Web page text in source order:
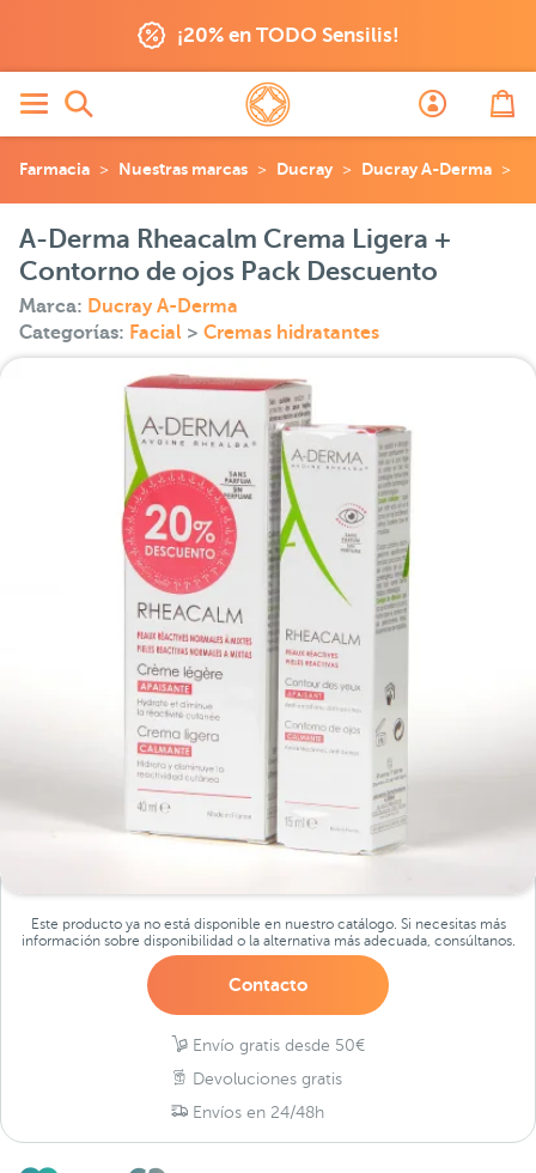
¡20% en TODO Sensilis!
Farmacia Nuestras marcas Ducray Ducray A-Derma
A-Derma Rheacalm Crema Ligera +
Contorno de ojos Pack Descuento
Marca: Ducray A-Derma
Categorías: Facial > Cremas hidratantes
Este producto ya no está disponible en nuestro catálogo. Si necesitas más
información sobre disponibilidad o la alternativa más adecuada, consúltanos.
Contacto
Envío gratis desde 50€
Devoluciones gratis
Envíos en 24/48h